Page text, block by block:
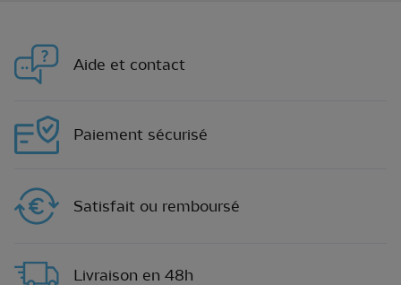
Aide et contact
Paiement sécurisé
Satisfait ou remboursé
Livraison en 48h